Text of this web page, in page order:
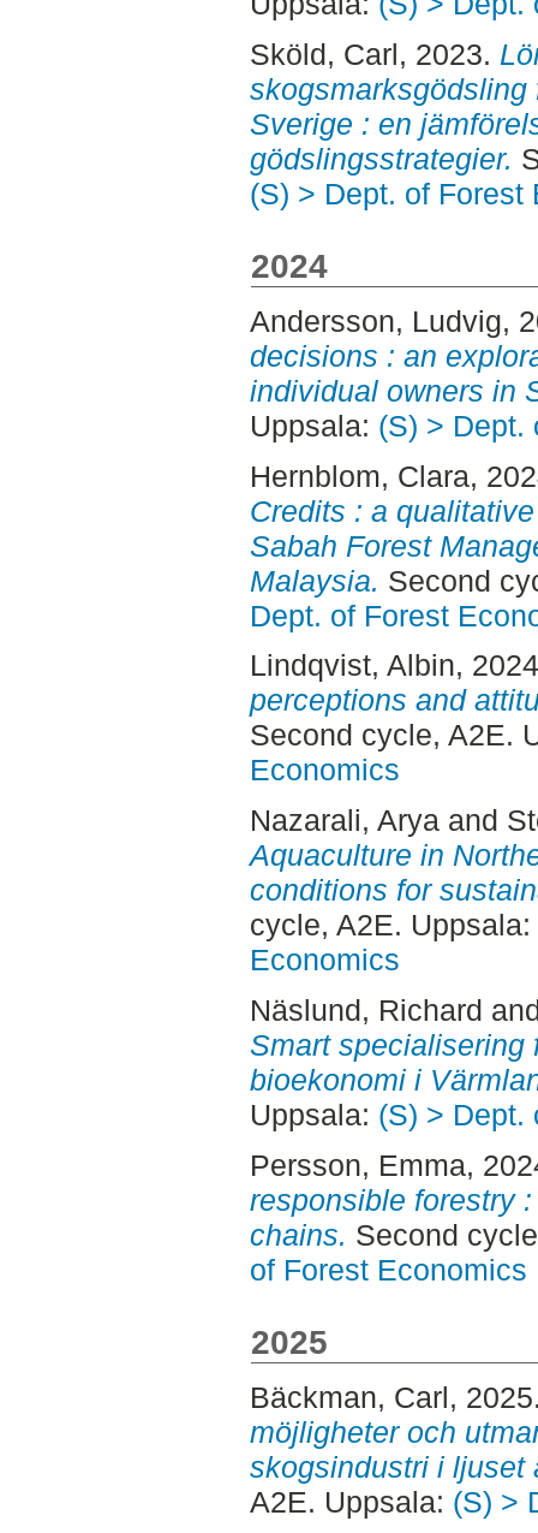
Sköld, Carl, 2023.
skogsmarksgödsling
Sverige : en
gödslingsstrategier.
(S) > Dept. of Forest
2024
Andersson, Ludvig,
decisions : an
individual owners in
Uppsala: (S) > Dept.
Hernblom, Clara,
Credits : a
Sabah Forest
Malaysia. Second
Dept. of Forest
Lindqvist, Albin,
perceptions and
Second cycle, A2E.
Economics
Nazarali, Aryaand
Aquaculture in
conditions for
cycle, A2E. Uppsala:
Economics
Näslund, Richard
Smart specialisering
bioekonomi i
Uppsala: (S) > Dept.
Persson, Emma,
responsible forestry
chains. Second
of Forest Economics
2025
Bäckman, Carl,
möjligheter och
skogsindustri i ljuset
A2E. Uppsala: (S) >